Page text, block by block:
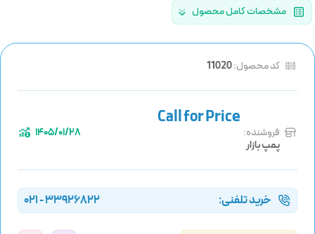
مشخصات کامل محصول
کد محصول:11020
فروشنده:
پمپ بازار
1405/01/28
خرید تلفنی: 33926822 - 021